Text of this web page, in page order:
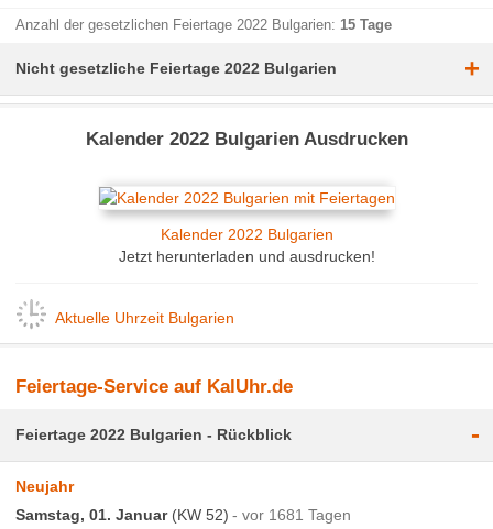
Anzahl der gesetzlichen Feiertage 2022 Bulgarien: 15 Tage
Nicht gesetzliche Feiertage 2022 Bulgarien +
Kalender 2022 Bulgarien Ausdrucken
Kalender 2022 Bulgarien
Jetzt herunterladen und ausdrucken!
Aktuelle Uhrzeit Bulgarien
Feiertage-Service auf KalUhr.de
Feiertage 2022 Bulgarien - Rückblick -
Neujahr
Samstag, 01. Januar(KW 52) vor 1681 Tagen